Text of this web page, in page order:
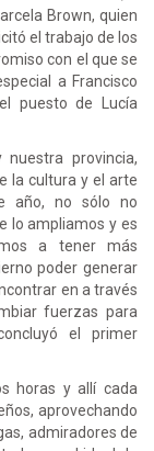
Brown, quien
el trabajo de los
con el que se
a Francisco
puesto de Lucía
provincia,
la cultura y el arte
año, no sólo no
lo ampliamos y es
a tener más
poder generar
en a través
fuerzas para
el primer
horas y allí cada
aprovechando
admiradores de